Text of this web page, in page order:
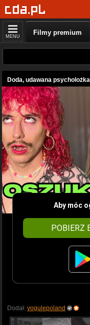
MENU Filmy premium
Doda, udawana
Aby móc
POBIERZ
Dodał: vogulepoland